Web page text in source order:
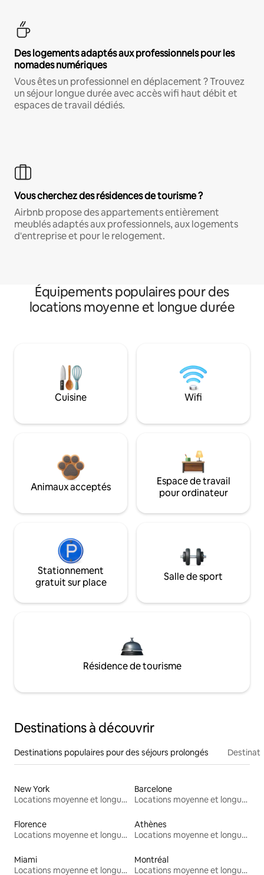
Des logements adaptés aux professionnels pour les
nomades numériques
Vous êtes un professionnel en déplacement ? Trouvez
un séjour longue durée avec accès wifi haut débit et
espaces de travail dédiés.
Vous cherchez des résidences de tourisme ?
Airbnb propose des appartements entièrement
meublés adaptés aux professionnels, aux logements
d'entreprise et pour le relogement.
Équipements populaires pour des
locations moyenne et longue durée
Cuisine Wifi
Animaux acceptés
Espace de travail
pour ordinateur
Stationnement
gratuit sur place
Salle de sport
Résidence de tourisme
Destinations à découvrir
Destinations populaires pour des séjours prolongés
New York
Locations moyenne et longue durée
Barcelone
Locations moyenne et longue durée
Florence
Locations moyenne et longue durée
Athènes
Locations moyenne et longue durée
Miami
Locations moyenne et longue durée
Montréal
Locations moyenne et longue durée